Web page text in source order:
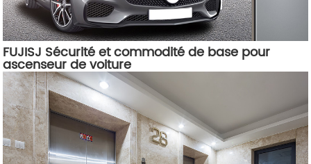
FUJISJ Sécurité et commodité de base pour
ascenseur de voiture